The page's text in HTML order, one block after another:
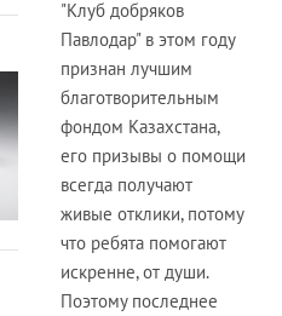
"Клуб добряков
Павлодар" в этом году
признан лучшим
благотворительным
фондом Казахстана,
его призывы о помощи
всегда получают
живые отклики, потому
что ребята помогают
искренне, от души.
Поэтому последнее